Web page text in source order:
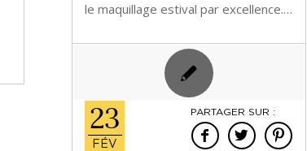
le maquillage estival par excellence.…
23
FÉV
PARTAGER SUR :